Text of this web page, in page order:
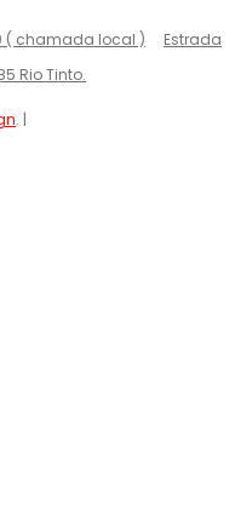
( chamada local )
Estrada
Rio Tinto.
. |